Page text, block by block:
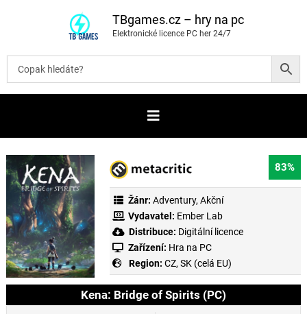
t
b
TBgames.cz – hry na pc
Elektronické licence PC her 24/7
83%
Žánr: Adventury, Akční
Vydavatel: Ember Lab
Distribuce: Digitální licence
Zařízení: Hra na PC
Region: CZ, SK (celá EU)
Kena: Bridge of Spirits (PC)